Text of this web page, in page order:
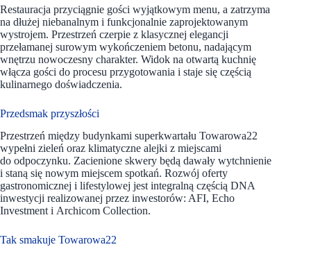
Restauracja przyciągnie gości wyjątkowym menu, a zatrzyma
na dłużej niebanalnym i funkcjonalnie zaprojektowanym
wystrojem. Przestrzeń czerpie z klasycznej elegancji
przełamanej surowym wykończeniem betonu, nadającym
wnętrzu nowoczesny charakter. Widok na otwartą kuchnię
włącza gości do procesu przygotowania i staje się częścią
kulinarnego doświadczenia.
Przedsmak przyszłości
Przestrzeń między budynkami superkwartału Towarowa22
wypełni zieleń oraz klimatyczne alejki z miejscami
do odpoczynku. Zacienione skwery będą dawały wytchnienie
i staną się nowym miejscem spotkań. Rozwój oferty
gastronomicznej i lifestylowej jest integralną częścią DNA
inwestycji realizowanej przez inwestorów: AFI, Echo
Investment i Archicom Collection.
Tak smakuje Towarowa22